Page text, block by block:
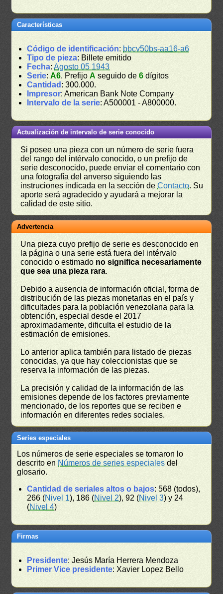
Características
Código de identificación: bbcv50bs-aa16-a6
Tipo de pieza: Billete emitido
Fecha:Agosto 05 1943
Serie:A6. PrefijoA seguido de6 dígitos
Cantidad : 300.000.
Impresor: American Bank Note Company
Intervalo de la serie: A500001 - A800000.
Actualización de intervalo de serie conocido
Si posee una pieza con un número de serie fuera
del rango del intérvalo conocido, o un prefijo de
serie desconocido, puede enviar el comentario con
una fotografía del anverso siguiendo las
instruciones indicada en la sección deContacto. Su
aporte será agradecido y ayudará a mejorar la
calidad de este sitio.
Advertencia
Una pieza cuyo prefijo de serie es desconocido en
la página o una serie está fuera del intérvalo
conocido o estimado no significa necesariamente
que sea una pieza rara.
Debido a ausencia de información oficial, forma de
distribución de las piezas monetarias en el país y
dificultades para la población venezolana para la
obtención, especial desde el 2017
aproximadamente, dificulta el estudio de la
estimación de emisiones.
Lo anterior aplica también para listado de piezas
conocidas, ya que hay coleccionistas que se
reserva la información de las piezas.
La precisión y calidad de la información de las
emisiones depende de los factores previamente
mencionado, de los reportes que se reciben e
información en diferentes redes sociales.
Series especiales
Los números de serie especiales se tomaron lo
descrito en Números de series especiales del
glosario.
Cantidad de seriales altos o bajos: 568 (todos),
266 (Nivel 1), 186 (Nivel 2), 92 (Nivel 3) y 24
(Nivel 4)
Firmas
Presidente: Jesús María Herrera Mendoza
Primer Vice presidente: Xavier Lopez Bello